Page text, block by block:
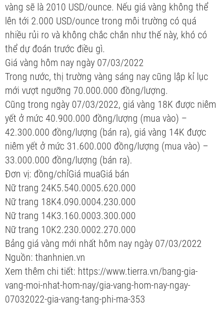
vàng sẽ là 2010 USD/ounce. Nếu giá vàng không thể
lên tới 2.000 USD/ounce trong môi trường có quá
nhiều rủi ro và không chắc chắn như thế này, khó có
thể dự đoán trước điều gì.
Giá vàng hôm nay ngày 07/03/2022
Trong nước, thị trường vàng sáng nay cũng lập kỉ lục
mới vượt ngưỡng 70.000.000 đồng/lượng.
Cũng trong ngày 07/03/2022, giá vàng 18K được niêm
yết ở mức 40.900.000 đồng/lượng (mua vào) –
42.300.000 đồng/lượng (bán ra), giá vàng 14K được
niêm yết ở mức 31.600.000 đồng/lượng (mua vào) –
33.000.000 đồng/lượng (bán ra).
Đơn vị: đồng/chỉGiá muaGiá bán
Nữ trang 24K5.540.0005.620.000
Nữ trang 18K4.090.0004.230.000
Nữ trang 14K3.160.0003.300.000
Nữ trang 10K2.230.0002.270.000
Bảng giá vàng mới nhất hôm nay ngày 07/03/2022
Nguồn: thanhnien.vn
Xem thêm chi tiết: https://www.tierra.vn/bang-gia-
vang-moi-nhat-hom-nay/gia-vang-hom-nay-ngay-
07032022-gia-vang-tang-phi-ma-353